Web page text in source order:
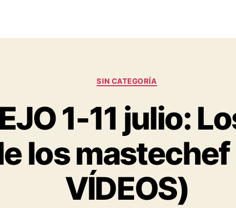
SIN CATEGORÍA
1-11 julio:
los mastechef
VÍDEOS)